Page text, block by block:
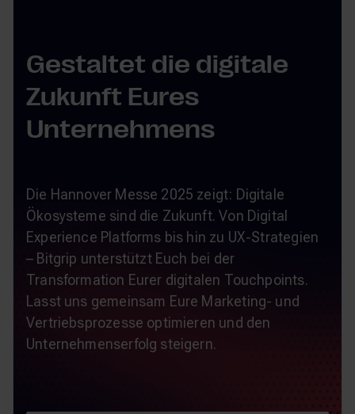
Gestaltet die digitale
Zukunft Eures
Unternehmens
Die Hannover Messe 2025 zeigt: Digitale
Ökosysteme sind die Zukunft. Von Digital
Experience Platforms bis hin zu UX-Strategien
– Bitgrip unterstützt Euch bei der
Transformation Eurer digitalen Touchpoints.
Lasst uns gemeinsam Eure Marketing- und
Vertriebsprozesse optimieren und den
Unternehmenserfolg steigern.